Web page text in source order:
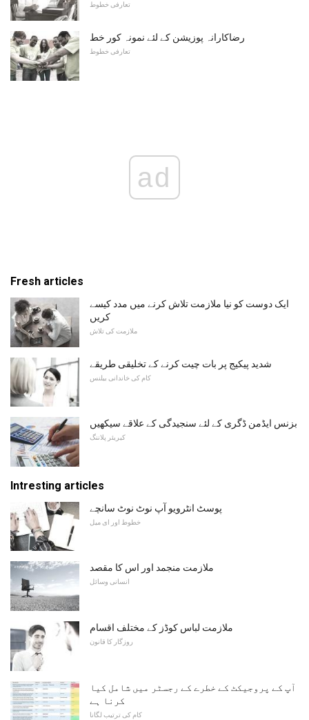
تعارفی خطوط
رضاکارانہ پوزیشن کے لئے نمونہ کور خط
تعارفی خطوط
ad
Fresh articles
ایک دوست کو نیا ملازمت تلاش کرنے میں مدد کیسے
کریں
ملازمت کی تلاش
شدید پیکیج پر بات چیت کرنے کے تخلیقی طریقے
کام کی خاندانی بیلنس
بزنس ایڈمن ڈگری کے لئے سنجیدگی کے علاقے سیکھیں
کیریئر پلاننگ
Intresting articles
پوسٹ انٹرویو آپ نوٹ نوٹ سانچے
خطوط اور ای میل
ملازمت منجمد اور اس کا مقصد
انسانی وسائل
ملازمت لباس کوڈز کے مختلف اقسام
روزگار کا قانون
آپ کے پروجیکٹ کے خطرے کے رجسٹر میں شامل کیا
کرنا ہے
کام کی ترتیب لگانا